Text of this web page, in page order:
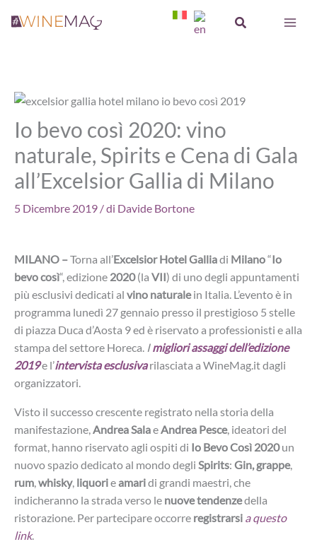
Cerca
Io bevo così 2020: vino
naturale, Spirits e Cena di Gala
all’Excelsior Gallia di Milano
5 Dicembre 2019 / di Davide Bortone
MILANO –Torna all’Excelsior Hotel Galliadi Milano“Io
bevo così“, edizione 2020(la VII) di uno degli appuntamenti
più esclusivi dedicati al vino naturalein Italia. L’evento è in
programma lunedì 27 gennaio presso il prestigioso 5 stelle
di piazza Duca d’Aosta 9 ed è riservato a professionisti e alla
stampa del settore Horeca. Imigliori assaggi dell’edizione
2019e l’intervista esclusivarilasciata a WineMag.it dagli
organizzatori.
Visto il successo crescente registrato nella storia della
manifestazione,Andrea SalaeAndrea Pesce, ideatori del
format, hanno riservato agli ospiti di Io Bevo Così 2020un
nuovo spazio dedicato al mondo degli Spirits: Gin, grappe,
rum,whisky, liquorieamaridi grandi maestri, che
indicheranno la strada verso le nuove tendenzedella
ristorazione. Per partecipare occorre registrarsi a questo
link.